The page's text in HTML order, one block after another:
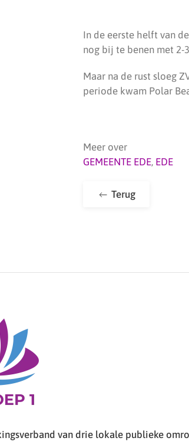
In de eerste helft van
nog bij te benen met 2-
Maar na de rust sloeg
periode kwam Polar
Meer over
GEMEENTE EDE, EDE
Terug
van drie lokale publieke